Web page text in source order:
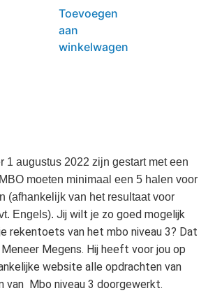
Toevoegen
aan
winkelwagen
1 augustus 2022 zijn gestart met een
moeten minimaal een 5 halen voor
(afhankelijk van het resultaat voor
Engels). Jij wilt je zo goed mogelijk
rekentoets van het mbo niveau 3? Dat
Megens. Hij heeft voor jou op
website alle opdrachten van
van Mbo niveau 3 doorgewerkt.